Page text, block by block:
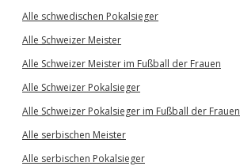
Alle schwedischen Pokalsieger
Alle Schweizer Meister
Alle Schweizer Meister im Fußball der Frauen
Alle Schweizer Pokalsieger
Alle Schweizer Pokalsieger im Fußball der Frauen
Alle serbischen Meister
Alle serbischen Pokalsieger